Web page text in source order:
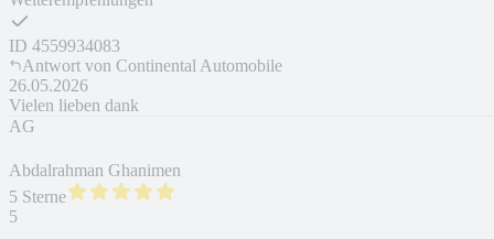
ID 4559934083
Antwort von Continental Automobile
26.05.2026
Vielen lieben dank
AG
Abdalrahman Ghanimen
5 Sterne
5